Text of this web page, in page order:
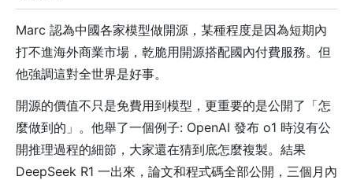
Marc 認為中國各家模型做開源，某種程度是因為短期內
打不進海外商業市場，乾脆用開源搭配國內付費服務。但
他強調這對全世界是好事。
開源的價值不只是免費用到模型，更重要的是公開了「怎
麼做到的」。他舉了一個例子: OpenAI 發布 o1 時沒有公
開推理過程的細節，大家還在猜到底怎麼複製。結果
DeepSeek R1 一出來，論文和程式碼全部公開，三個月內